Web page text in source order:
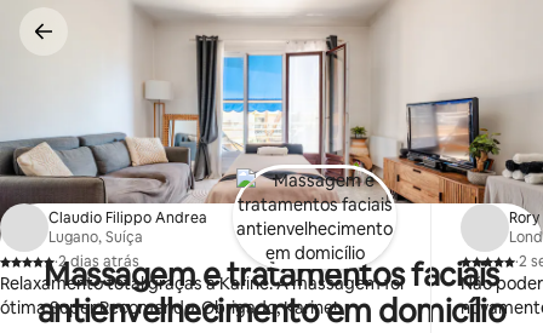
Massagem e tratamentos faciais
antienvelhecimento em domicílio
Claudio Filippo Andrea
Lugano, Suíça
,
·2 dias atrás
Relaxamento total graças à Karine. A massagem foi
ótima Super Recomendo. Obrigado, Karine!
Rory
,
·2
Não